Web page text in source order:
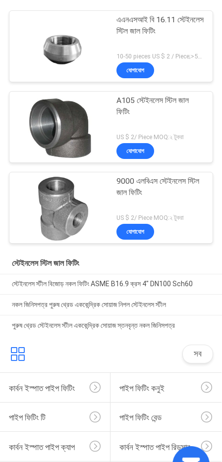
এএনএসআই বি 16.11 স্টেইনলেস
স্টিল জাল ফিটিং
10-50 pieces US $ 2 / Piece;>50 pieces US $ 1/ Piece MOQ:10 টুকরো
যোগাযোগ
A105 স্টেইনলেস স্টিল জাল
ফিটিং
US $ 2/ Piece MOQ:২ টুকরা
যোগাযোগ
9000 এলবিএস স্টেইনলেস স্টিল
জাল ফিটিং
US $ 2/ Piece MOQ:২ টুকরা
যোগাযোগ
স্টেইনলেস স্টিল জাল ফিটিং
স্টেইনলেস স্টীল বিজোড় নকল ফিটিং ASME B16.9 ক্রস 4" DN100 Sch60
নকল জিনিসপত্র পুরুষ থ্রেড এককেন্দ্রিক সোয়াজ নিপল স্টেইনলেস স্টীল
পুরুষ থ্রেড স্টেইনলেস স্টীল এককেন্দ্রিক সোয়াজ স্তনবৃন্ত নকল জিনিসপত্র
সব
কার্বন ইস্পাত পাইপ ফিটিং পাইপ ফিটিং কনুই
পাইপ ফিটিং টি পাইপ ফিটিং বেন্ড
কার্বন ইস্পাত পাইপ ক্যাপ কার্বন ইস্পাত পাইপ রিডুসার